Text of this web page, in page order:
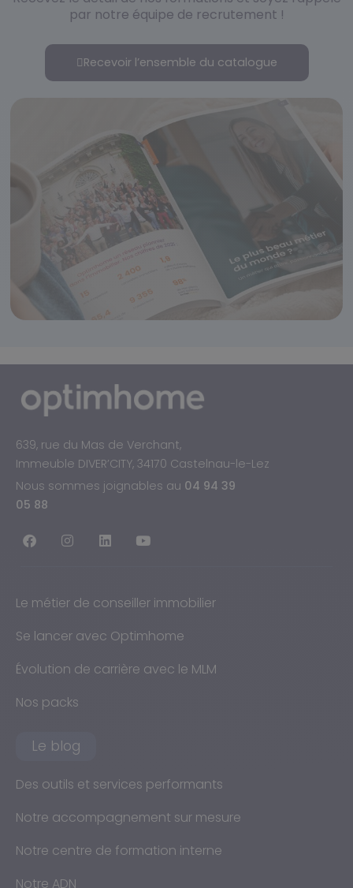
par notre équipe de recrutement !
Recevoir l’ensemble du catalogue
639, rue du Mas de Verchant,
Immeuble DIVER’CITY, 34170 Castelnau-le-Lez
Nous sommes joignables au 04 94 39
05 88
Le métier de conseiller immobilier
Se lancer avec Optimhome
Évolution de carrière avec le MLM
Nos packs
Le blog
Des outils et services performants
Notre accompagnement sur mesure
Notre centre de formation interne
Notre ADN